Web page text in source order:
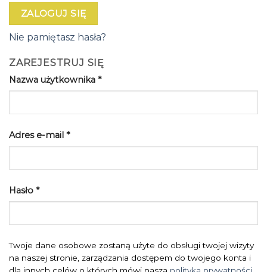
ZALOGUJ SIĘ
Nie pamiętasz hasła?
ZAREJESTRUJ SIĘ
Nazwa użytkownika *
Adres e-mail *
Hasło *
Twoje dane osobowe zostaną użyte do obsługi twojej wizyty
na naszej stronie, zarządzania dostępem do twojego konta i